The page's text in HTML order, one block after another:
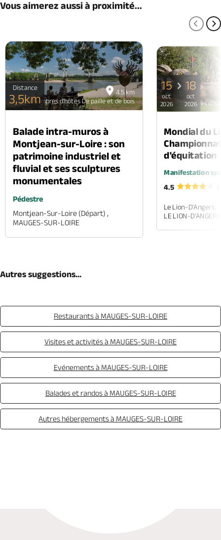
Vous aimerez aussi à proximité...
4.5 km
Chambres d'hôtes De paille et de bois
Distance
3,5km
Balade intra-muros à
Montjean-sur-Loire : son
patrimoine industriel et
fluvial et ses sculptures
monumentales
Pédestre
Montjean-Sur-Loire (départ) ,
MAUGES-SUR-LOIRE
Chambres
15
oct
2026
18
oct
2026
Mondial du
d'équitation
Manifestation
4.5
Le Lion-D'Angers,
LE LION-D'ANGERS
Autres suggestions...
Restaurants à MAUGES-SUR-LOIRE
Visites et activités à MAUGES-SUR-LOIRE
Evénements à MAUGES-SUR-LOIRE
Balades et randos à MAUGES-SUR-LOIRE
Autres hébergements à MAUGES-SUR-LOIRE